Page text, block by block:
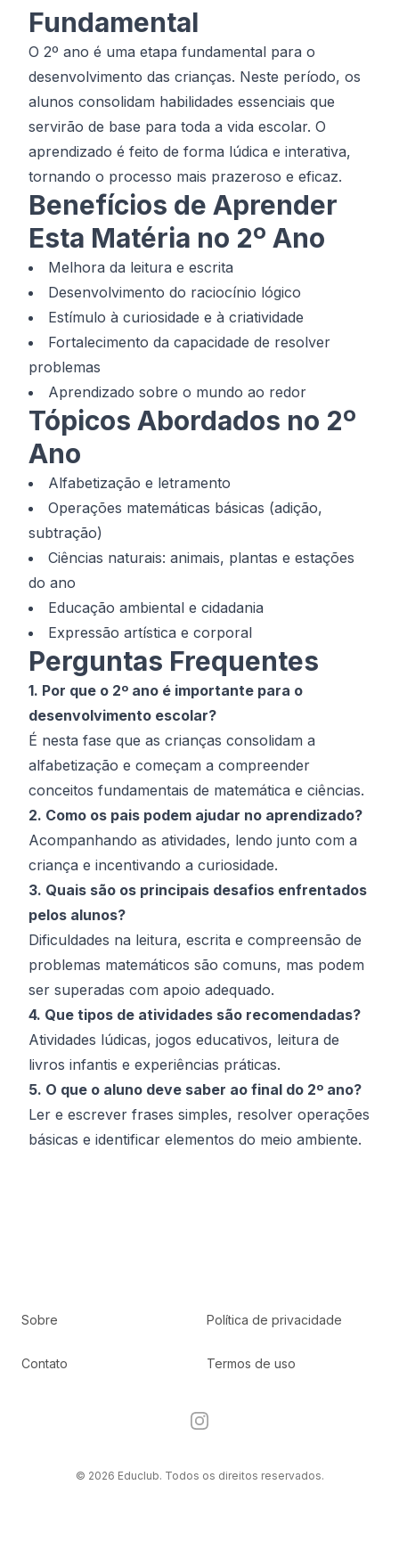
Fundamental
O 2º ano é uma etapa fundamental para o
desenvolvimento das crianças. Neste período, os
alunos consolidam habilidades essenciais que
servirão de base para toda a vida escolar. O
aprendizado é feito de forma lúdica e interativa,
tornando o processo mais prazeroso e eficaz.
Benefícios de Aprender
Esta Matéria no 2º Ano
Melhora da leitura e escrita
Desenvolvimento do raciocínio lógico
Estímulo à curiosidade e à criatividade
Fortalecimento da capacidade de resolver
problemas
Aprendizado sobre o mundo ao redor
Tópicos Abordados no 2º
Ano
Alfabetização e letramento
Operações matemáticas básicas (adição,
subtração)
Ciências naturais: animais, plantas e estações
do ano
Educação ambiental e cidadania
Expressão artística e corporal
Perguntas Frequentes
1. Por que o 2º ano é importante para o
desenvolvimento escolar?
É nesta fase que as crianças consolidam a
alfabetização e começam a compreender
conceitos fundamentais de matemática e ciências.
2. Como os pais podem ajudar no aprendizado?
Acompanhando as atividades, lendo junto com a
criança e incentivando a curiosidade.
3. Quais são os principais desafios enfrentados
pelos alunos?
Dificuldades na leitura, escrita e compreensão de
problemas matemáticos são comuns, mas podem
ser superadas com apoio adequado.
4. Que tipos de atividades são recomendadas?
Atividades lúdicas, jogos educativos, leitura de
livros infantis e experiências práticas.
5. O que o aluno deve saber ao final do 2º ano?
Ler e escrever frases simples, resolver operações
básicas e identificar elementos do meio ambiente.
Sobre
Contato
Política de privacidade
Termos de uso
Instagram
© 2026 Educlub. Todos os direitos reservados.